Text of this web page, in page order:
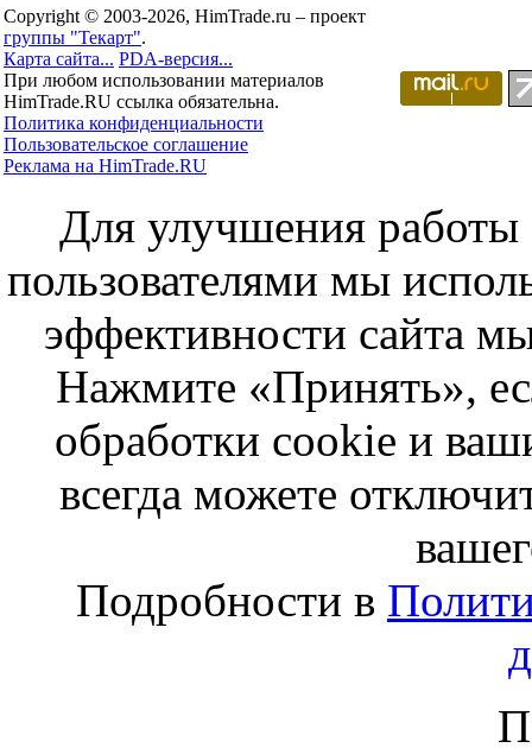
Copyright © 2003-2026, HimTrade.ru – проект
группы "Текарт".
Карта сайта... PDA-версия...
При любом использовании материалов
HimTrade.RU ссылка обязательна.
Политика конфиденциальности
Пользовательское соглашение
Реклама на HimTrade.RU
Для улучшения работы
пользователями мы
эффективности сайта
Нажмите «Принять»,
обработки cookie и
всегда можете
Подробности в